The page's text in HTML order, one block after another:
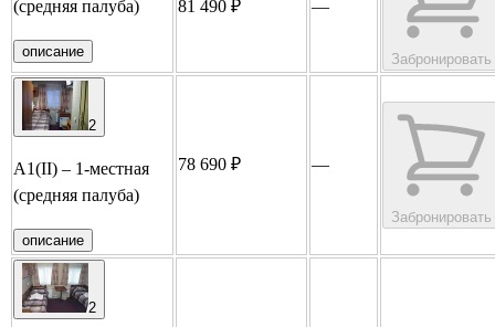
(средняя палуба)
описание
81 490 ₽ —
Забронировать
2
А1(II) – 1-местная
(средняя палуба)
описание
78 690 ₽ —
Забронировать
2